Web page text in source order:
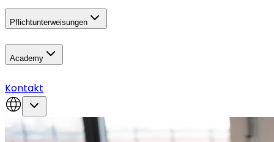
Pflichtunterweisungen
Academy
Kontakt